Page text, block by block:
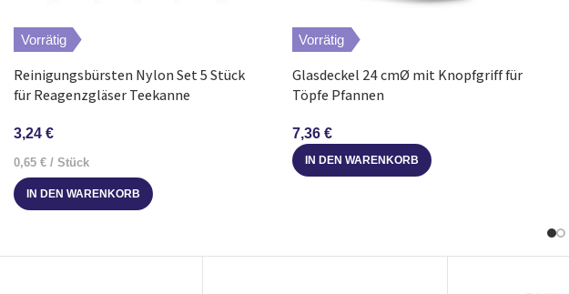
Vorrätig
Reinigungsbürsten Nylon Set 5 Stück
für Reagenzgläser Teekanne
3,24 €
0,65 € / Stück
IN DEN WARENKORB
Vorrätig
Glasdeckel 24 cmØ mit Knopfgriff für
Töpfe Pfannen
7,36 €
IN DEN WARENKORB